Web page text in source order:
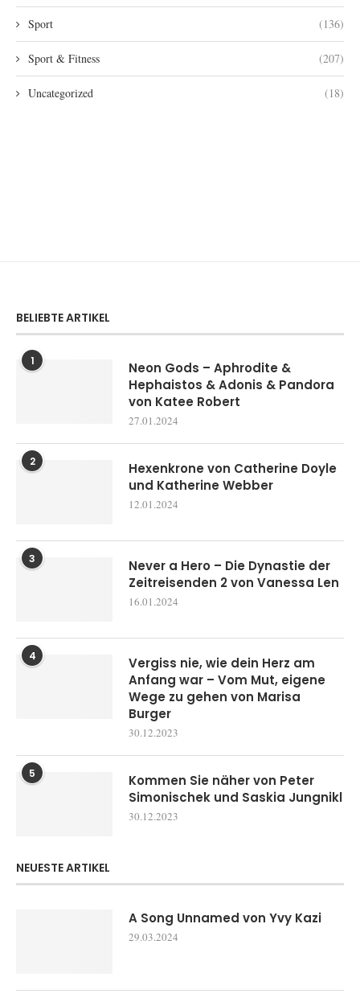
Sport (136)
Sport & Fitness (207)
Uncategorized (18)
BELIEBTE ARTIKEL
1
Neon Gods – Aphrodite &
Hephaistos & Adonis & Pandora
von Katee Robert
27.01.2024
2
Hexenkrone von Catherine Doyle
und Katherine Webber
12.01.2024
3
Never a Hero – Die Dynastie der
Zeitreisenden 2 von Vanessa Len
16.01.2024
4
Vergiss nie, wie dein Herz am
Anfang war – Vom Mut, eigene
Wege zu gehen von Marisa
Burger
30.12.2023
5
Kommen Sie näher von Peter
Simonischek und Saskia Jungnikl
30.12.2023
NEUESTE ARTIKEL
A Song Unnamed von Yvy Kazi
29.03.2024